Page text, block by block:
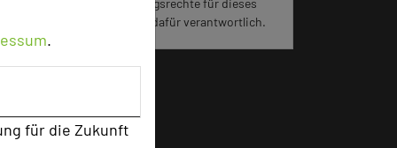
.
für die Zukunft
jeweiligen Hotels die Nutzungsrechte für dieses
Portal eingeräumt und sind dafür verantwortlich.